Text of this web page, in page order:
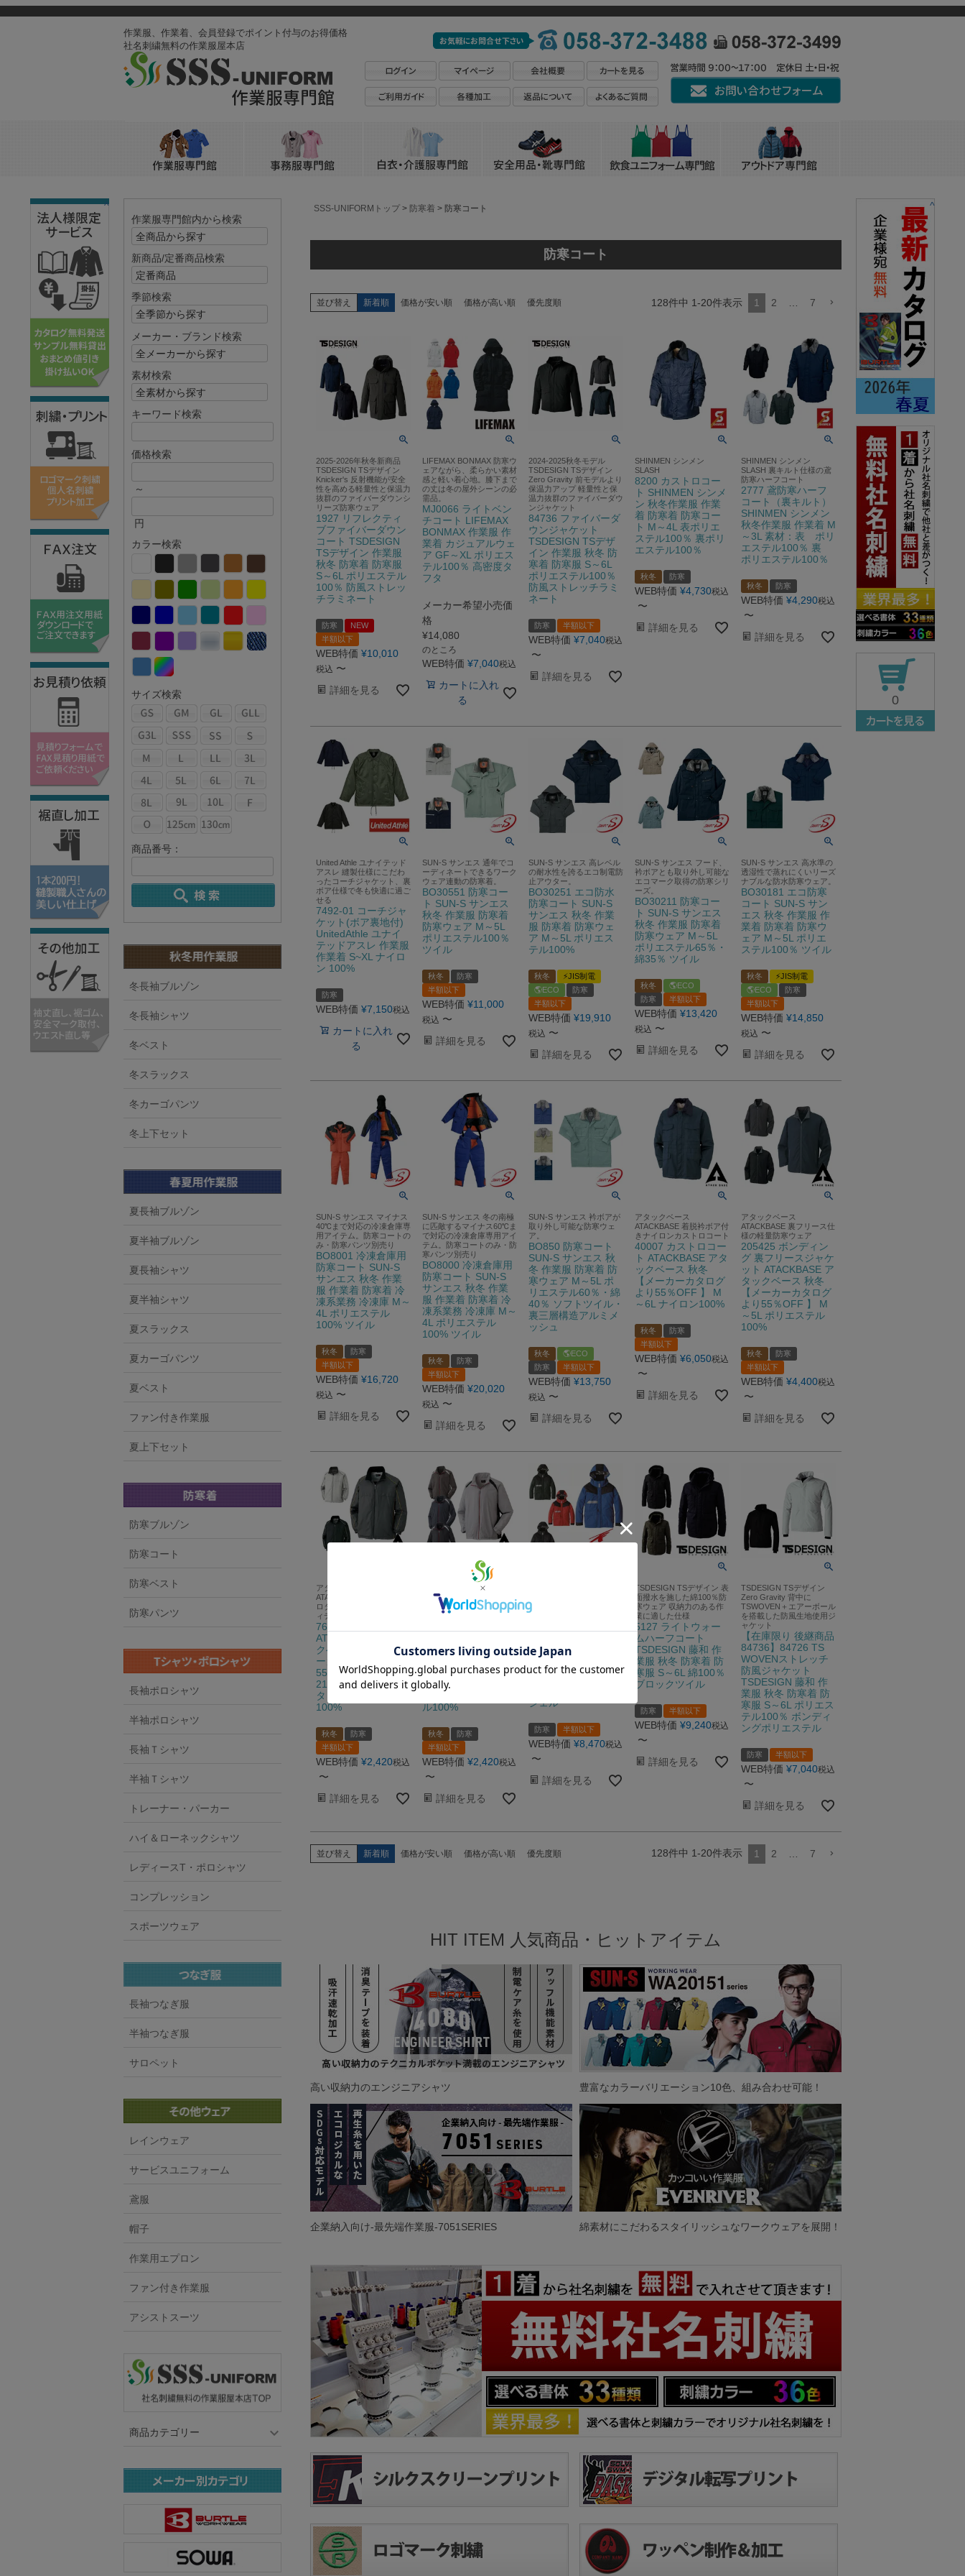
作業服、作業着、会員登録でポイント付与のお得価格
社名刺繍無料の作業服屋本店
^
作業服専門館内から検索
新商品/定番商品検索
季節検索
メーカー・ブランド検索
素材検索
キーワード検索
価格検索
～
円
カラー検索
サイズ検索
商品番号：
冬長袖ブルゾン
冬長袖シャツ
冬ベスト
冬スラックス
冬カーゴパンツ
冬上下セット
夏長袖ブルゾン
夏半袖ブルゾン
夏長袖シャツ
夏半袖シャツ
夏スラックス
夏カーゴパンツ
夏ベスト
ファン付き作業服
夏上下セット
防寒ブルゾン
防寒コート
防寒ベスト
防寒パンツ
長袖ポロシャツ
半袖ポロシャツ
長袖Ｔシャツ
半袖Ｔシャツ
トレーナー・パーカー
ハイ＆ローネックシャツ
レディースT・ポロシャツ
コンプレッション
スポーツウェア
長袖つなぎ服
半袖つなぎ服
サロペット
レインウェア
サービスユニフォーム
鳶服
帽子
作業用エプロン
ファン付き作業服
アシストスーツ
商品カテゴリー
SSS-UNIFORMトップ 防寒着 防寒コート
防寒コート
並び替え 新着順 価格が安い順 価格が高い順 優先度順 128件中 1-20件表示 1 2 7
2025-2026年秋冬新商品
TSDESIGN TSデザイン
Knicker's 反射機能が安全
性を高める軽量性と保温力
抜群のファイバーダウンシ
リーズ防寒ウェア
1927 リフレクティ
ブファイバーダウン
コート TSDESIGN
TSデザイン 作業服
秋冬 防寒着 防寒服
S～6L ポリエステル
100％ 防風ストレッ
チラミネート
防寒
NEW
半額以下
WEB特価 ¥10,010
税込 〜
詳細を見る
LIFEMAX BONMAX 防寒ウ
ェアながら、柔らかい素材
感と軽い着心地。膝下まで
の丈は冬の屋外シーンの必
需品。
MJ0066 ライトベン
チコート LIFEMAX
BONMAX 作業服 作
業着 カジュアルウェ
ア GF～XL ポリエス
テル100％ 高密度タ
フタ
メーカー希望小売価
格
¥14,080
のところ
WEB特価 ¥7,040税込
カートに入れ
る
2024-2025秋冬モデル
TSDESIGN TSデザイン
Zero Gravity 前モデルより
保温力アップ 軽量性と保
温力抜群のファイバーダウ
ンジャケット
84736 ファイバーダ
ウンジャケット
TSDESIGN TSデザ
イン 作業服 秋冬 防
寒着 防寒服 S～6L
ポリエステル100％
防風ストレッチラミ
ネート
防寒 半額以下
WEB特価 ¥7,040税込
〜
詳細を見る
SHINMEN シンメン
SLASH
8200 カストロコー
ト SHINMEN シンメ
ン 秋冬作業服 作業
着 防寒着 防寒コー
ト M～4L 表ポリエ
ステル100％ 裏ポリ
エステル100％
秋冬 防寒
WEB特価 ¥4,730税込
〜
詳細を見る
SHINMEN シンメン
SLASH 裏キルト仕様の鳶
防寒ハーフコート
2777 鳶防寒ハーフ
コート（裏キルト）
SHINMEN シンメン
秋冬作業服 作業着 M
～3L 素材：表 ポリ
エステル100％ 裏
ポリエステル100％
秋冬 防寒
WEB特価 ¥4,290税込
〜
詳細を見る
United Athle ユナイテッド
アスレ 縫製仕様にこだわ
ったコーチジャケット、裏
ボア仕様で冬も快適に過ご
せる
7492-01 コーチジャ
ケット(ボア裏地付)
UnitedAthle ユナイ
テッドアスレ 作業服
作業着 S~XL ナイロ
ン 100%
防寒
WEB特価 ¥7,150税込
カートに入れ
る
SUN-S サンエス 通年でコ
ーディネートできるワーク
ウェア連動の防寒着。
BO30551 防寒コー
ト SUN-S サンエス
秋冬 作業服 防寒着
防寒ウェア M～5L
ポリエステル100％
ツイル
秋冬
防寒
半額以下
WEB特価 ¥11,000
税込 〜
詳細を見る
SUN-S サンエス 高レベル
の耐水性を誇るエコ制電防
止アウター。
BO30251 エコ防水
防寒コート SUN-S
サンエス 秋冬 作業
服 防寒着 防寒ウェ
ア M～5L ポリエス
テル100%
秋冬
⚡JIS制電
🌎ECO
防寒
半額以下
WEB特価 ¥19,910
税込 〜
詳細を見る
SUN-S サンエス フード、
衿ボアとも取り外し可能な
エコマーク取得の防寒シリ
ーズ。
BO30211 防寒コー
ト SUN-S サンエス
秋冬 作業服 防寒着
防寒ウェア M～5L
ポリエステル65％・
綿35％ ツイル
秋冬
🌎ECO
防寒
半額以下
WEB特価 ¥13,420
税込 〜
詳細を見る
SUN-S サンエス 高水準の
透湿性で蒸れにくいリーズ
ナブルな防水防寒ウェア。
BO30181 エコ防寒
コート SUN-S サン
エス 秋冬 作業服 作
業着 防寒着 防寒ウ
ェア M～5L ポリエ
ステル100％ ツイル
秋冬
⚡JIS制電
🌎ECO
防寒
半額以下
WEB特価 ¥14,850
税込 〜
詳細を見る
SUN-S サンエス マイナス
40℃まで対応の冷凍倉庫専
用アイテム。防寒コートの
み・防寒パンツ別売り
BO8001 冷凍倉庫用
防寒コート SUN-S
サンエス 秋冬 作業
服 作業着 防寒着 冷
凍系業務 冷凍庫 M～
4L ポリエステル
100% ツイル
秋冬
防寒
半額以下
WEB特価 ¥16,720
税込 〜
詳細を見る
SUN-S サンエス 冬の南極
に匹敵するマイナス60℃ま
で対応の冷凍倉庫専用アイ
テム。防寒コートのみ・防
寒パンツ別売り
BO8000 冷凍倉庫用
防寒コート SUN-S
サンエス 秋冬 作業
服 作業着 防寒着 冷
凍系業務 冷凍庫 M～
4L ポリエステル
100% ツイル
秋冬
防寒
半額以下
WEB特価 ¥20,020
税込 〜
詳細を見る
SUN-S サンエス 衿ボアが
取り外し可能な防寒ウェ
ア。
BO850 防寒コート
SUN-S サンエス 秋
冬 作業服 防寒着 防
寒ウェア M～5L ポ
リエステル60％・綿
40％ ソフトツイル・
裏三層構造アルミメ
ッシュ
秋冬
🌎ECO
防寒
半額以下
WEB特価 ¥13,750
税込 〜
詳細を見る
アタックベース
ATACKBASE 着脱衿ボア付
きナイロンカストロコート
40007 カストロコー
ト ATACKBASE アタ
ックベース 秋冬
【メーカーカタログ
より55％OFF 】 M
～6L ナイロン100%
秋冬
防寒
半額以下
WEB特価 ¥6,050税込
〜
詳細を見る
アタックベース
ATACKBASE 裏フリース仕
様の軽量防寒ウェア
205425 ボンディン
グ 裏フリースジャケ
ット ATACKBASE ア
タックベース 秋冬
【メーカーカタログ
より55％OFF 】 M
～5L ポリエステル
100%
秋冬
防寒
半額以下
WEB特価 ¥4,400税込
〜
詳細を見る
アタックベース
ATACKBASE 210Tマイク
ロタフタ素材使用スポーテ
ィデザイン軽防寒ウェア
7677 防寒コート
ATACKBASE アタッ
クベース 秋冬 【メ
ーカーカタログより
55％OFF 】 M～5L
210Tマイクロタフ
タ・ポリエステル
100%
秋冬
防寒
半額以下
WEB特価 ¥2,420税込
〜
詳細を見る
ATACKBASE 胸ファスナー
ポケット・内ポケット付き
の裏フリースコート
タックベース 秋冬
【メーカーカタログ
より55％OFF 】 M
～6L 210Tマイクロ
タフタ・ポリエステ
ル100%
秋冬
防寒
半額以下
WEB特価 ¥2,420税込
〜
詳細を見る
アテイストなバイカラーモ
デル 裏アルミプリント加
高い保温力を実現
EBA718 防寒ジャケ
ット BIGBORN ビッ
グボーン 秋冬作業服
シェル
防寒 半額以下
WEB特価 ¥8,470税込
〜
詳細を見る
TSDESIGN TSデザイン 表
面撥水を施した綿100％防
寒ウェア 収納力のある作
業に適した仕様
5127 ライトウォー
ムハーフコート
TSDESIGN 藤和 作
業服 秋冬 防寒着 防
寒服 S～6L 綿100％
ブロックツイル
防寒 半額以下
WEB特価 ¥9,240税込
〜
詳細を見る
TSDESIGN TSデザイン
Zero Gravity 背中に
TSWOVEN＋エアーボール
を搭載した防風生地使用ジ
ャケット
【在庫限り 後継商品
84736】84726 TS
WOVENストレッチ
防風ジャケット
TSDESIGN 藤和 作
業服 秋冬 防寒着 防
寒服 S～6L ポリエス
テル100％ ボンディ
ングポリエステル
防寒 半額以下
WEB特価 ¥7,040税込
〜
詳細を見る
並び替え 新着順 価格が安い順 価格が高い順 優先度順 128件中 1-20件表示 1 2 7
HIT ITEM 人気商品・ヒットアイテム
高い収納力のエンジニアシャツ 豊富なカラーバリエーション10色、組み合わせ可能！
企業納入向け-最先端作業服-7051SERIES 綿素材にこだわるスタイリッシュなワークウェアを展開！
0
^